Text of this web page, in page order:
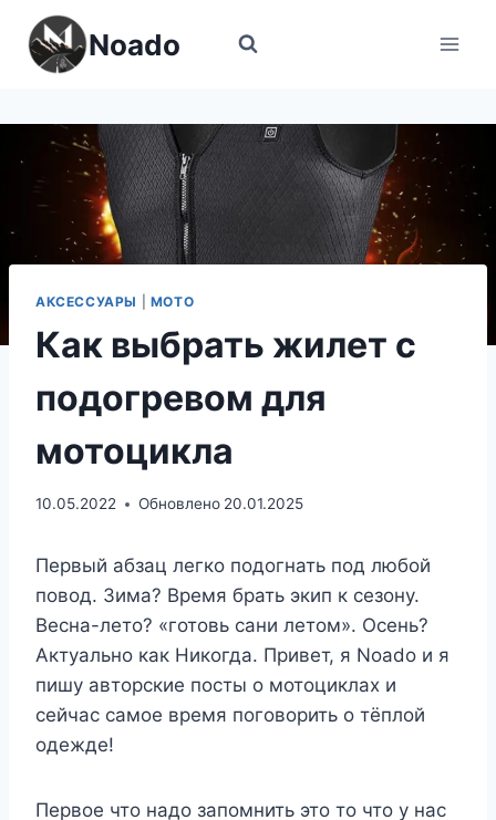
Перейти
содержимому
Noado
АКСЕССУАРЫ МОТО
Как выбрать жилет с
подогревом для
мотоцикла
10.05.2022 Обновлено 20.01.2025
Первый абзац легко подогнать под любой
повод. Зима? Время брать экип к сезону.
Весна-лето? «готовь сани летом». Осень?
Актуально как Никогда. Привет, я Noado и я
пишу авторские посты о мотоциклах и
сейчас самое время поговорить о тёплой
одежде!
Первое что надо запомнить это то что у нас